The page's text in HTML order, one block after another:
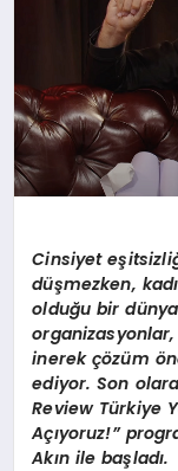
SPOR
Cinsiyet
düşmezken,
olduğu bir
inerek çözüm
ediyor. Son
Review Türkiye
Açıyoruz!”
Akın ile başladı.